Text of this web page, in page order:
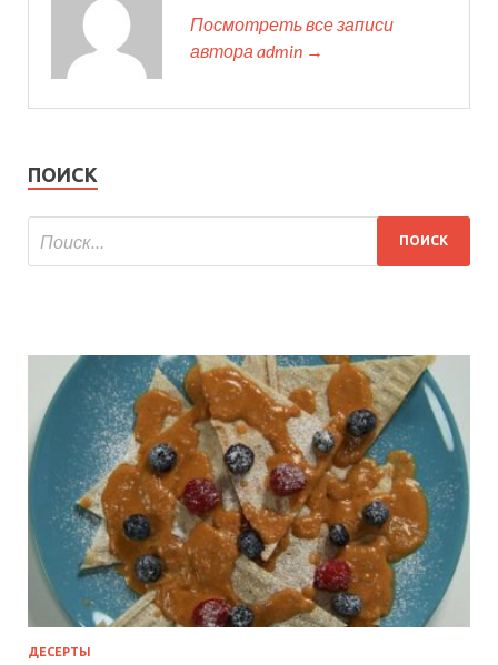
Посмотреть все записи
автора admin →
ПОИСК
ДЕСЕРТЫ